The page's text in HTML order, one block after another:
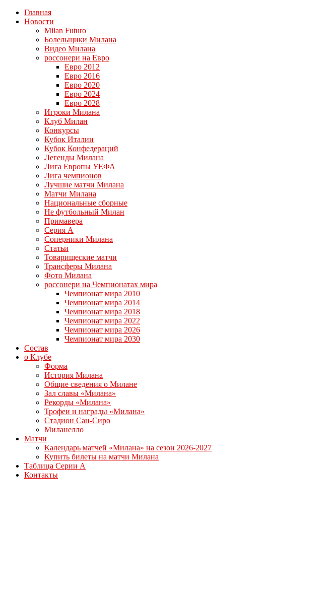
Главная
Новости
Milan Futuro
Болельщики Милана
Видео Милана
россонери на Евро
Евро 2012
Евро 2016
Евро 2020
Евро 2024
Евро 2028
Игроки Милана
Клуб Милан
Конкурсы
Кубок Италии
Кубок Конфедераций
Легенды Милана
Лига Европы УЕФА
Лига чемпионов
Лучшие матчи Милана
Матчи Милана
Национальные сборные
Не футбольный Милан
Примавера
Серия А
Соперники Милана
Статьи
Товарищеские матчи
Трансферы Милана
Фото Милана
россонери на Чемпионатах мира
Чемпионат мира 2010
Чемпионат мира 2014
Чемпионат мира 2018
Чемпионат мира 2022
Чемпионат мира 2026
Чемпионат мира 2030
Состав
о Клубе
Форма
История Милана
Общие сведения о Милане
Зал славы «Милана»
Рекорды «Милана»
Трофеи и награды «Милана»
Стадион Сан-Сиро
Миланелло
Матчи
Календарь матчей «Милана» на сезон 2026-2027
Купить билеты на матчи Милана
Таблица Серии А
Контакты